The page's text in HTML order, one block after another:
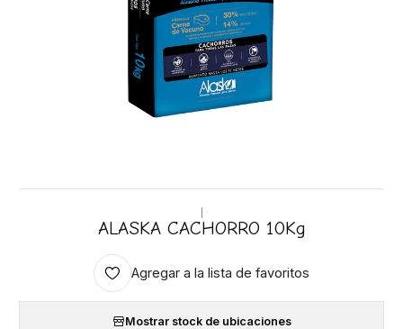
ALASKA CACHORRO 10Kg
Agregar a la lista de favoritos
Mostrar stock de ubicaciones